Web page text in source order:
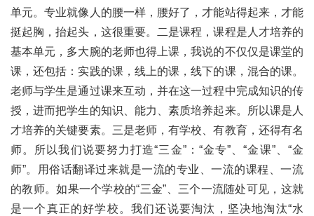
单元。专业就像人的腰一样，腰好了，才能站得起来，才能
挺起胸，抬起头，这很重要。二是课程，课程是人才培养的
基本单元，多大腕的老师也得上课，我说的不仅仅是课堂的
课，还包括：实践的课，线上的课，线下的课，混合的课。
老师与学生是通过课来互动，并在这一过程中完成知识的传
授，进而把学生的知识、能力、素质培养起来。所以课是人
才培养的关键要素。三是老师，有学校、有教育，还得有名
师。所以我们说要努力打造“三金”：“金专”、“金课”、“金
师”。用俗话翻译过来就是一流的专业、一流的课程、一流
的教师。如果一个学校的“三金”、三个一流随处可见，这就
是一个真正的好学校。我们还说要淘汰，坚决地淘汰“水